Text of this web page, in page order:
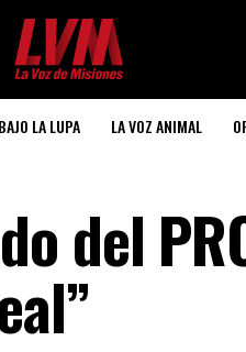
BAJO LA LUPA LA VOZ ANIMAL
del